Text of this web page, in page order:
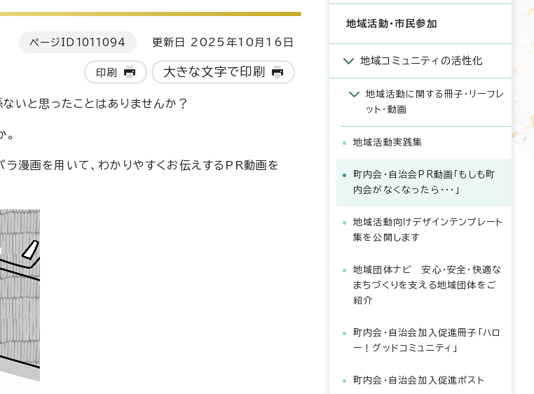
ページID 1011094 更新日 2025年10月16日
印刷 大きな文字で印刷
ないと思ったことはありませんか？
漫画を用いて、わかりやすくお伝えするPR動画を
地域活動・市民参加
地域コミュニティの活性化
地域活動に関する冊子・リーフレ
ット・動画
地域活動実践集
町内会・自治会PR動画「もしも町
内会がなくなったら・・・」
地域活動向けデザインテンプレート
集を公開します
地域団体ナビ 安心・安全・快適な
まちづくりを支える地域団体をご
紹介
町内会・自治会加入促進冊子「ハロ
ー！グッドコミュニティ」
町内会・自治会加入促進ポスト